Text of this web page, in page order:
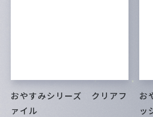
おやすみシリーズ クリアフ
ァイル
お
ッ